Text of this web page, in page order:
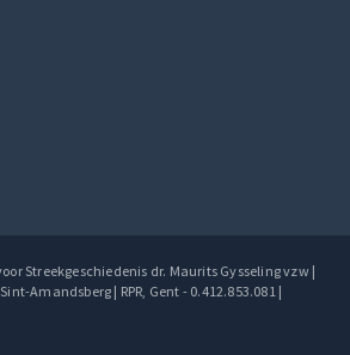
Streekgeschiedenis dr. Maurits Gysseling vzw |
Amandsberg | RPR, Gent - 0.412.853.081 |